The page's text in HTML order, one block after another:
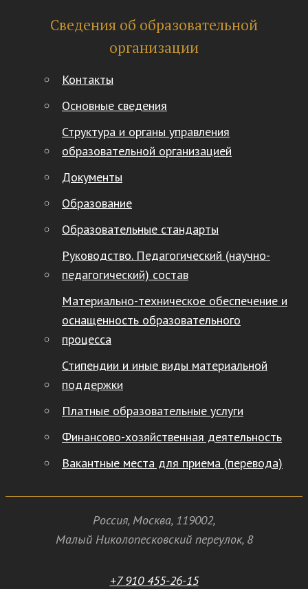
Сведения об образовательной
организации
Контакты
Основные сведения
Структура и органы управления
образовательной организацией
Документы
Образование
Образовательные стандарты
Руководство. Педагогический (научно-
педагогический) состав
Материально-техническое обеспечение и
оснащенность образовательного
процесса
Стипендии и иные виды материальной
поддержки
Платные образовательные услуги
Финансово-хозяйственная деятельность
Вакантные места для приема (перевода)
Россия, Москва, 119002,
Малый Николопесковский переулок,8
+7 910 455-26-15